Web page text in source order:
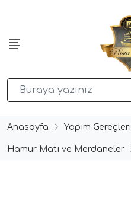
Anasayfa Yapım Gereçleri
Hamur Matı ve Merdaneler